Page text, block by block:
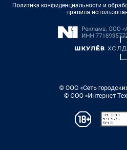
Политика конфиденциальности и
правила
© ООО «Сеть
© ООО «Интернет